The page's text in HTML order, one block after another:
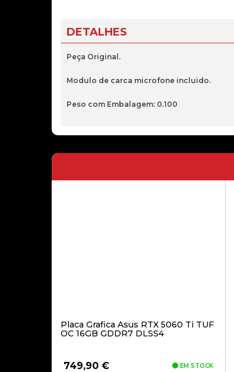
DETALHES
Peça Original.
Modulo de carca microfone incluido.
Peso com Embalagem: 0.100
Placa Grafica Asus RTX 5060 Ti TUF
OC 16GB GDDR7 DLSS4
749,90 € EM STOCK